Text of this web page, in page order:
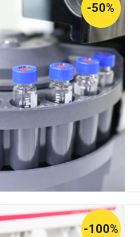
-50%
-100%